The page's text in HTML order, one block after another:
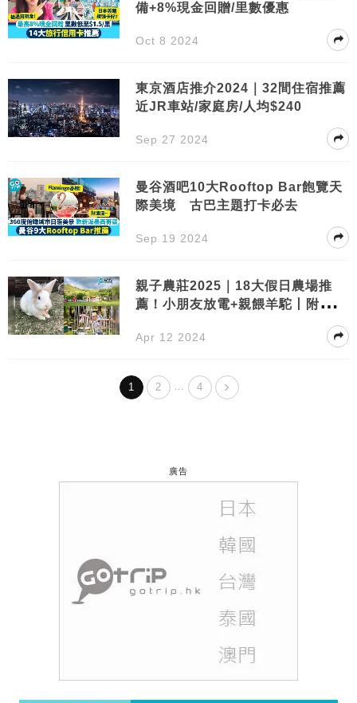
備+8%現金回贈/里數優惠
Oct 8 2024
東京酒店推介2024｜32間住宿推薦
近JR車站/家庭房/人均$240
Sep 27 2024
曼谷酒吧10大Rooftop Bar飽覽天
際美境 古巴主題打卡必去
Sep 19 2024
親子農莊2025｜18大假日農場推
薦！小朋友放電+親餵羊駝丨附交通
Apr 12 2024
1 2 … 4
廣告